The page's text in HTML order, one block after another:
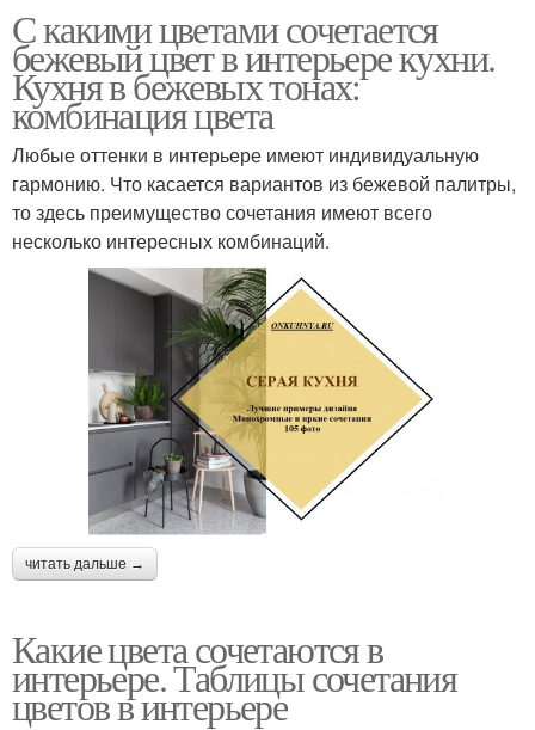
С какими цветами сочетается
бежевый цвет в интерьере кухни.
Кухня в бежевых тонах:
комбинация цвета
Любые оттенки в интерьере имеют индивидуальную
гармонию. Что касается вариантов из бежевой палитры,
то здесь преимущество сочетания имеют всего
несколько интересных комбинаций.
читать дальше →
Какие цвета сочетаются в
интерьере. Таблицы сочетания
цветов в интерьере